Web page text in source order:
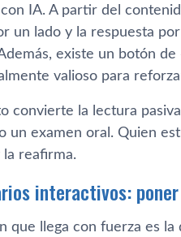
IA. A partir del
un lado y la respuesta
existe un botón
valioso para
convierte la lectura
un examen oral. Quien
reafirma.
interactivos:
que llega con fuerza es la